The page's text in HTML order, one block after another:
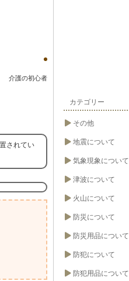
介護の初心者
されてい
カテゴリー
その他
地震について
気象現象について
津波について
火山について
防災について
防災用品について
防犯について
防犯用品について